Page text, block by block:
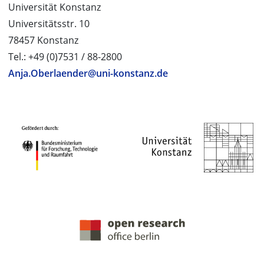
Universität Konstanz
Universitätsstr. 10
78457 Konstanz
Tel.: +49 (0)7531 / 88-2800
Anja.Oberlaender@uni-konstanz.de